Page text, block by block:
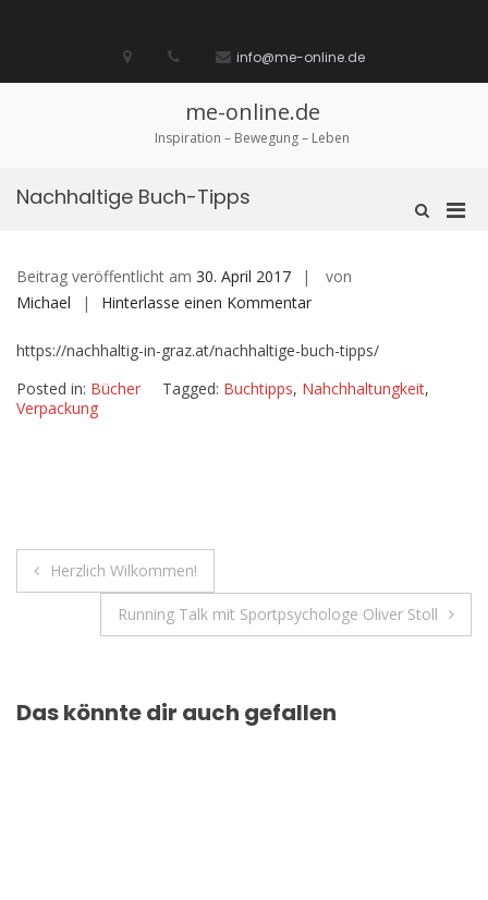
biete
/
Ich
suche
diese
Seite
info@me-online.de
me-online.de
Inspiration – Bewegung – Leben
Such-
Nachhaltige Buch-Tipps
Beitrag veröffentlicht am 30. April 2017
von
Michael
Hinterlasse einen Kommentarauf
Buch-
Tipps
https://nachhaltig-in-graz.at/nachhaltige-buch-tipps/
Posted in: Bücher Tagged: Buchtipps, Nahchhaltungkeit,
Verpackung
Beitragsnavigation
Herzlich Wilkommen!
Running Talk mit Sportpsychologe Oliver Stoll
Das könnte dir auch gefallen